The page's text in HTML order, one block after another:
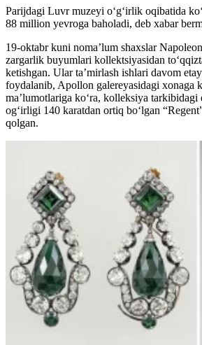
Parijdagi Luvr muzeyi o‘g‘irlik oqibatida
88 million yevroga baholadi, deb xabar
19-oktabr kuni noma’lum shaxslar
zargarlik buyumlari kollektsiyasidan
ketishgan. Ular ta’mirlash ishlari davom
foydalanib, Apollon galereyasidagi xonaga
ma’lumotlariga ko‘ra, kolleksiya tarkibidagi
og‘irligi 140 karatdan ortiq bo‘lgan
qolgan.